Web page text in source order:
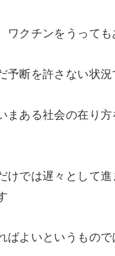
ワクチンをうって
予断を許さない状況
まある社会の在り
けでは遅々として
ばよいというもの